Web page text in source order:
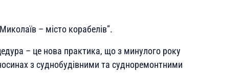
– місто корабелів”.
– це нова практика, що з минулого року
з суднобудівними та судноремонтними